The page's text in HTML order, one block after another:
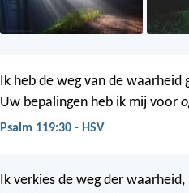
Ik heb de weg van de waarheid
Uw bepalingen heb ik mij voor
Psalm 119:30 - HSV
Ik verkies de weg der waarheid,